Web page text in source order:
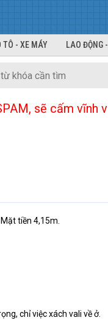
TÔ - XE MÁY LAO ĐỘNG
sẽ cấm vĩnh
tiền 4,15m.
chỉ việc xách vali về ở.